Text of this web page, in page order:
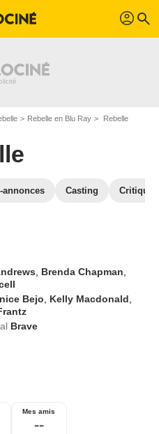
profil search
Rebelle en Blu Ray Rebelle
annonces Casting
Brenda Chapman
Bejo Kelly Macdonald
Brave
Mes amis
--